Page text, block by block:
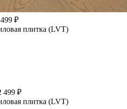
₽
плитка (LVT)
499 ₽
плитка (LVT)